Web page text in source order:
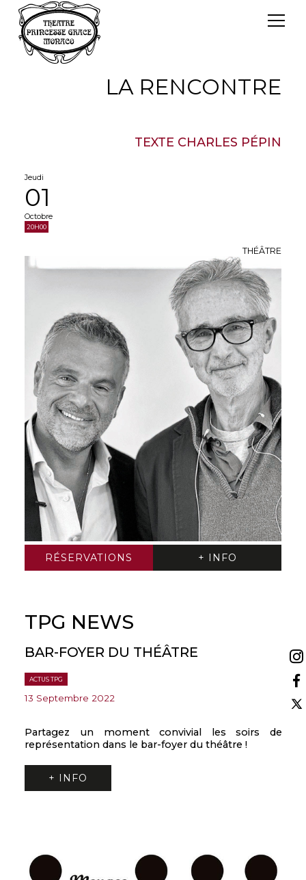
Le TPG
Théâtre Princesse GraceLA RENCONTRE
TEXTE CHARLES PÉPIN
Jeudi
01
Octobre
20H00
THÉÂTRE
RÉSERVATIONS + INFO
TPG NEWS
BAR-FOYER DU THÉÂTRE
ACTUS TPG
13 Septembre 2022
Partagez un moment convivial les soirs de
représentation dans le bar-foyer du théâtre !
+ INFO
13
Panneau de gestion des cookies